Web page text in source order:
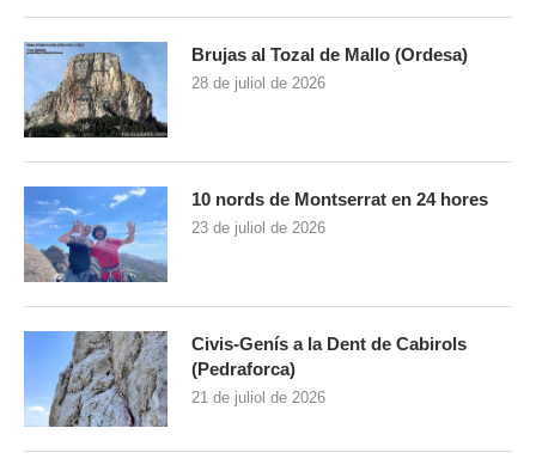
Brujas al Tozal de Mallo (Ordesa)
28 de juliol de 2026
10 nords de Montserrat en 24 hores
23 de juliol de 2026
Civis-Genís a la Dent de Cabirols
(Pedraforca)
21 de juliol de 2026